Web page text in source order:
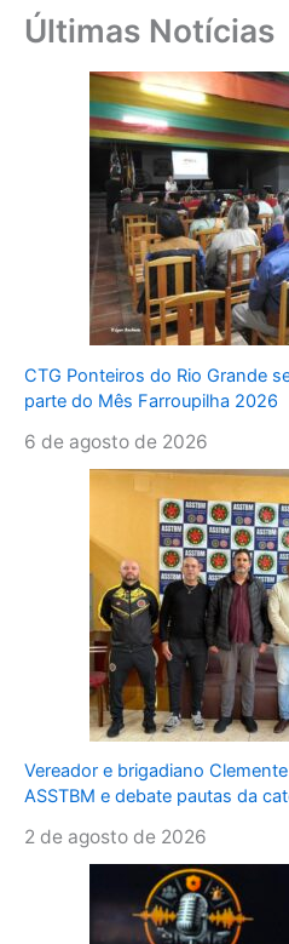
Últimas Notícias
CTG Ponteiros do Rio Grande
parte do Mês Farroupilha 2026
6 de agosto de 2026
Vereador e brigadiano
ASSTBM e debate pautas da
2 de agosto de 2026